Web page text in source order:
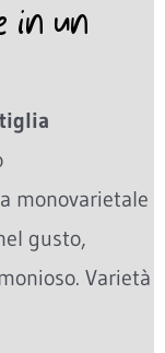
in un
monovarietale
gusto,
Varietà